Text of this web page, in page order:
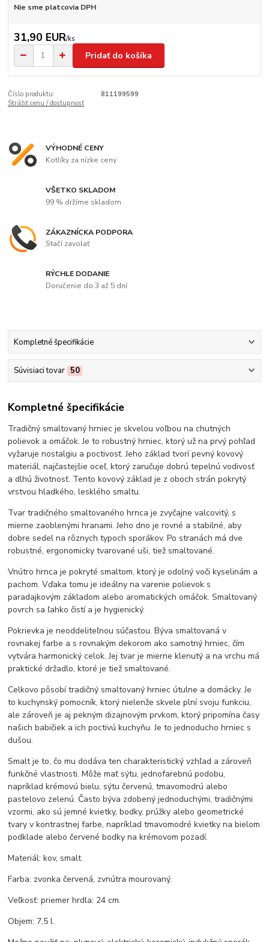
Nie sme platcovia DPH
31,90 EUR/ks
Pridať do košíka
Číslo produktu:
811199599
Strážiť cenu / dostupnosť
VÝHODNÉ CENY
Kotlíky za nízke ceny
VŠETKO SKLADOM
99 % držíme skladom
ZÁKAZNÍCKA PODPORA
Stačí zavolať
RÝCHLE DODANIE
Doručenie do 3 až 5 dní
Kompletné špecifikácie
Súvisiaci tovar 50
Kompletné špecifikácie
Tradičný smaltovaný hrniec je skvelou voľbou na chutných
polievok a omáčok. Je to robustný hrniec, ktorý už na prvý pohľad
vyžaruje nostalgiu a poctivosť. Jeho základ tvorí pevný kovový
materiál, najčastejšie oceľ, ktorý zaručuje dobrú tepelnú vodivosť
a dlhú životnosť. Tento kovový základ je z oboch strán pokrytý
vrstvou hladkého, lesklého smaltu.
Tvar tradičného smaltovaného hrnca je zvyčajne valcovitý, s
mierne zaoblenými hranami. Jeho dno je rovné a stabilné, aby
dobre sedel na rôznych typoch sporákov. Po stranách má dve
robustné, ergonomicky tvarované uši, tiež smaltované.
Vnútro hrnca je pokryté smaltom, ktorý je odolný voči kyselinám a
pachom. Vďaka tomu je ideálny na varenie polievok s
paradajkovým základom alebo aromatických omáčok. Smaltovaný
povrch sa ľahko čistí a je hygienický.
Pokrievka je neoddeliteľnou súčasťou. Býva smaltovaná v
rovnakej farbe a s rovnakým dekorom ako samotný hrniec, čím
vytvára harmonický celok. Jej tvar je mierne klenutý a na vrchu má
praktické držadlo, ktoré je tiež smaltované.
Celkovo pôsobí tradičný smaltovaný hrniec útulne a domácky. Je
to kuchynský pomocník, ktorý nielenže skvele plní svoju funkciu,
ale zároveň je aj pekným dizajnovým prvkom, ktorý pripomína časy
našich babičiek a ich poctivú kuchyňu. Je to jednoducho hrniec s
dušou.
Smalt je to, čo mu dodáva ten charakteristický vzhľad a zároveň
funkčné vlastnosti. Môže mať sýtu, jednofarebnú podobu,
napríklad krémovú bielu, sýtu červenú, tmavomodrú alebo
pastelovo zelenú. Často býva zdobený jednoduchými, tradičnými
vzormi, ako sú jemné kvietky, bodky, prúžky alebo geometrické
tvary v kontrastnej farbe, napríklad tmavomodré kvietky na bielom
podklade alebo červené bodky na krémovom pozadí.
Materiál: kov, smalt.
Farba: zvonka červená, zvnútra mourovaný.
Veľkosť: priemer hrdla: 24 cm.
Objem: 7,5 l.